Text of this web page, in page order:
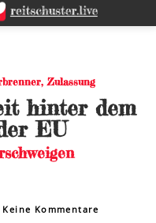
, Zulassung
hinter dem
EU
Keine Kommentare